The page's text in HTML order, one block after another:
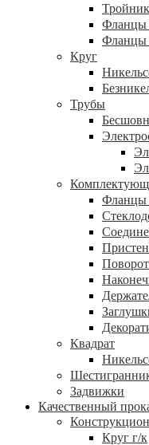
Фланцы
Фланцы
Круг
Трубы
Фланцы
Квадрат
Задвижки
Качественный
Круг г/к